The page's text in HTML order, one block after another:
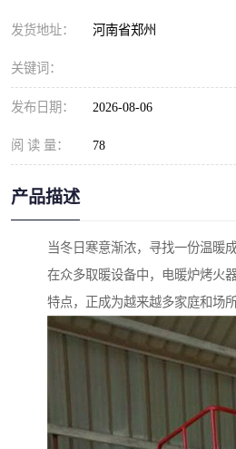
发货地址： 河南省郑州
关键词：
发布日期： 2026-08-06
阅 读 量： 78
产品描述
当冬日寒意渐浓，寻找一份温暖
在众多取暖设备中，电暖炉烤火
特点，正成为越来越多家庭和场所